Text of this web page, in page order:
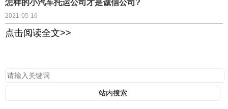
怎样的小汽车托运公司才是诚信公司?
2021-05-16
点击阅读全文>>